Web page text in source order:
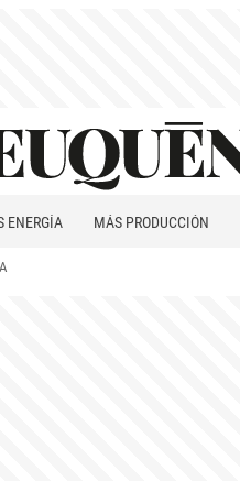
ENERGÍA MÁS PRODUCCIÓN